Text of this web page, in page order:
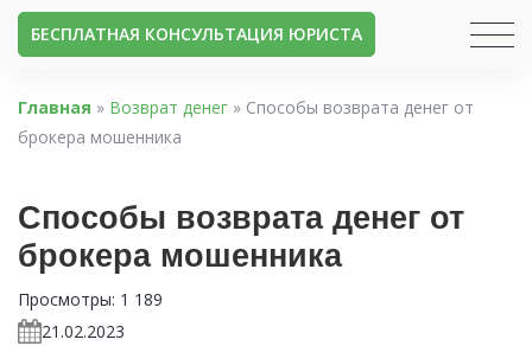
БЕСПЛАТНАЯ КОНСУЛЬТАЦИЯ ЮРИСТА
Главная » Возврат денег » Способы возврата денег от
брокера мошенника
Способы возврата денег от
брокера мошенника
Просмотры: 1 189
21.02.2023